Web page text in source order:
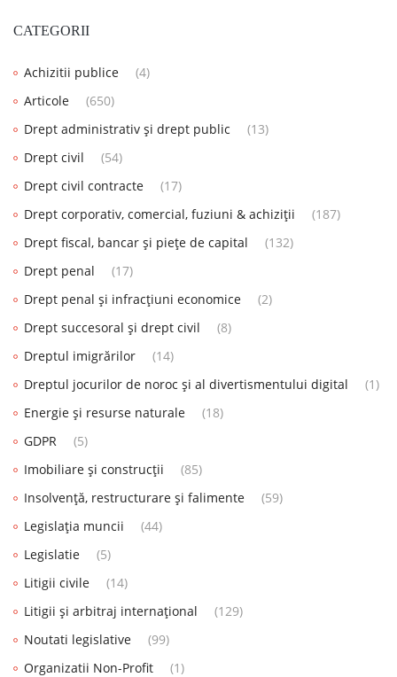
CATEGORII
Achizitii publice
(4)
Articole
(650)
Drept administrativ și drept public
(13)
Drept civil
(54)
Drept civil contracte
(17)
Drept corporativ, comercial, fuziuni & achiziții
(187)
Drept fiscal, bancar și piețe de capital
(132)
Drept penal
(17)
Drept penal și infracțiuni economice
(2)
Drept succesoral și drept civil
(8)
Dreptul imigrărilor
(14)
Dreptul jocurilor de noroc și al divertismentului digital
(1)
Energie și resurse naturale
(18)
GDPR
(5)
Imobiliare și construcții
(85)
Insolvență, restructurare și falimente
(59)
Legislația muncii
(44)
Legislatie
(5)
Litigii civile
(14)
Litigii și arbitraj internațional
(129)
Noutati legislative
(99)
Organizatii Non-Profit
(1)